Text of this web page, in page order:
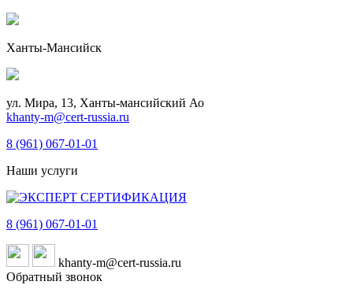
Ханты-Мансийск
ул. Мира, 13, Ханты-мансийский Ао
khanty-m@cert-russia.ru
8 (961) 067-01-01
Наши услуги
8 (961) 067-01-01
khanty-m@cert-russia.ru
Обратный звонок